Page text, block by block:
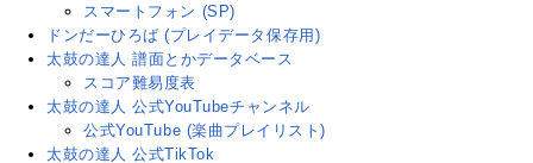
スマートフォン (SP)
ドンだーひろば (プレイデータ保存用)
太鼓の達人 譜面とかデータベース
スコア難易度表
太鼓の達人 公式YouTubeチャンネル
公式YouTube (楽曲プレイリスト)
太鼓の達人 公式TikTok